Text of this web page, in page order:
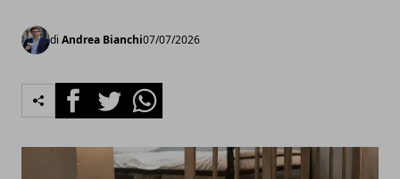
di Andrea Bianchi07/07/2026
FacebookTwitterWhatsapp